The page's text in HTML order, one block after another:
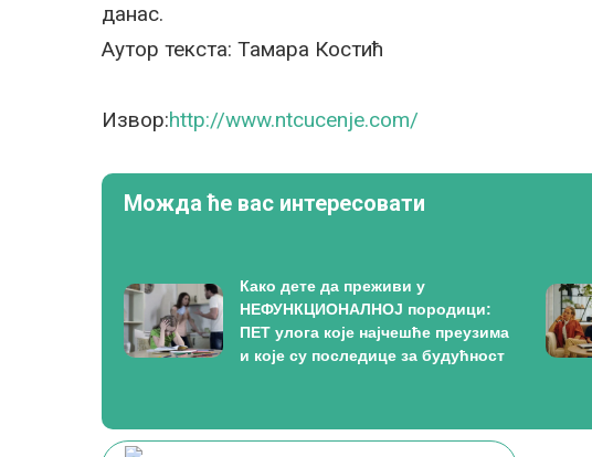
данас.
Аутор текста: Тамара Костић
Извор:http://www.ntcucenje.com/
Можда ће вас интересовати
Како дете да преживи у
НЕФУНКЦИОНАЛНОЈ породици:
ПЕТ улога које најчешће преузима
и које су последице за будућност